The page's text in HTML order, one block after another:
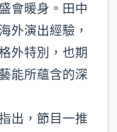
會暖身。田中
外演出經驗，
外特別，也期
能所蘊含的深
出，節目一推